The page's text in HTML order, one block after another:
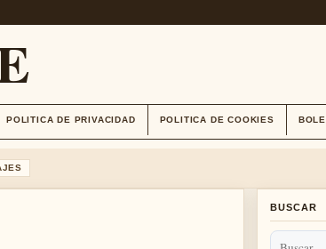
POLITICA DE PRIVACIDAD POLITICA DE COOKIES
BUSCAR